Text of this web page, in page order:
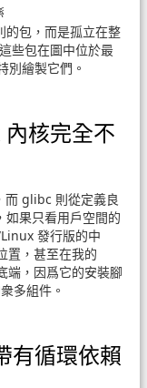
的包，而是孤立在整
些包在圖中位於最
別繪製它們。
核完全不
而 glibc 則從定義良
果只看用戶空間的
發行版的中
置，甚至在我的
端，因爲它的安裝腳
多組件。
有循環依賴